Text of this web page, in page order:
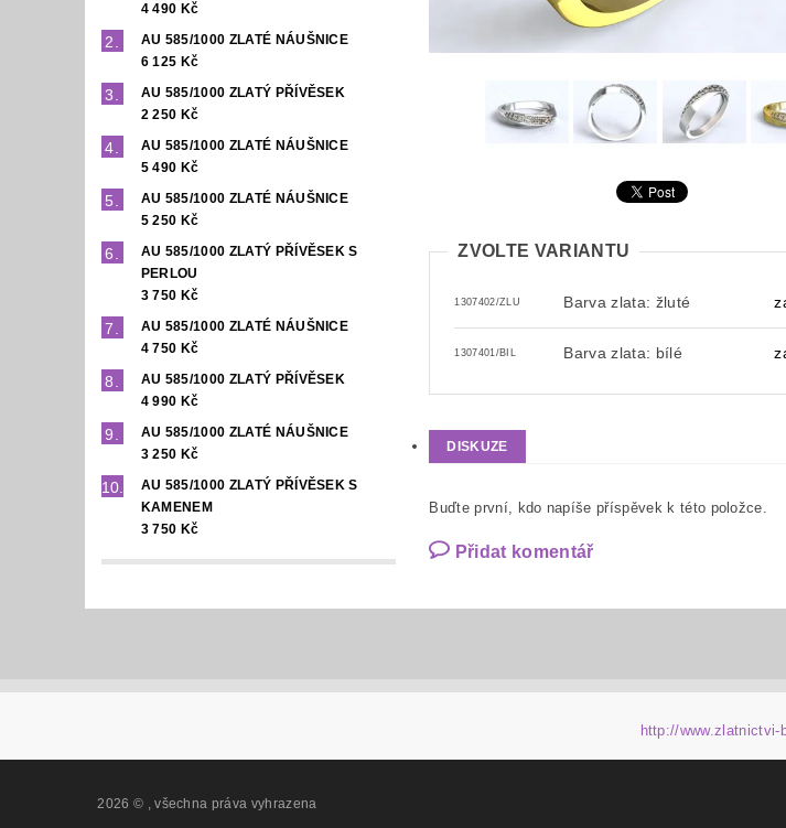
4 490 Kč
AU 585/1000 ZLATÉ NÁUŠNICE
6 125 Kč
AU 585/1000 ZLATÝ PŘÍVĚSEK
2 250 Kč
AU 585/1000 ZLATÉ NÁUŠNICE
5 490 Kč
AU 585/1000 ZLATÉ NÁUŠNICE
5 250 Kč
AU 585/1000 ZLATÝ PŘÍVĚSEK S
PERLOU
3 750 Kč
AU 585/1000 ZLATÉ NÁUŠNICE
4 750 Kč
AU 585/1000 ZLATÝ PŘÍVĚSEK
4 990 Kč
AU 585/1000 ZLATÉ NÁUŠNICE
3 250 Kč
AU 585/1000 ZLATÝ PŘÍVĚSEK S
KAMENEM
3 750 Kč
ZVOLTE VARIANTU
1307402/ZLU Barva zlata: žluté
1307401/BIL Barva zlata: bílé
DISKUZE
Buďte první, kdo napíše příspěvek k této položce.
Přidat komentář
http://www.zlatnictvi-
2026 © , všechna práva vyhrazena